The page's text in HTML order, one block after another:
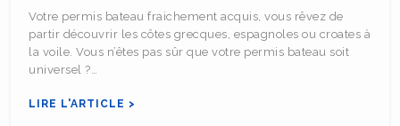
Votre permis bateau fraichement acquis, vous rêvez de
partir découvrir les côtes grecques, espagnoles ou croates à
la voile. Vous n’êtes pas sûr que votre permis bateau soit
universel ?…
LIRE L'ARTICLE >